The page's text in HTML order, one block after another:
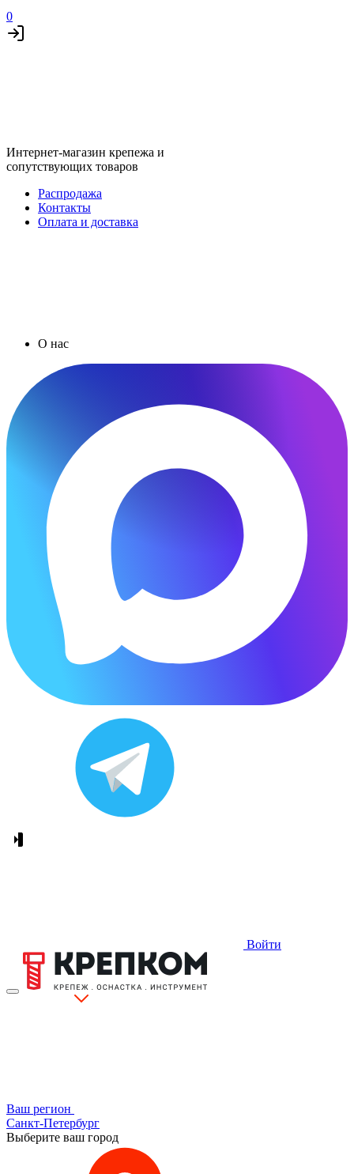
0
Интернет-магазин крепежа и
сопутствующих товаров
Распродажа
Контакты
Оплата и доставка
О нас
Войти
Ваш регион
Санкт-Петербург
Выберите ваш город